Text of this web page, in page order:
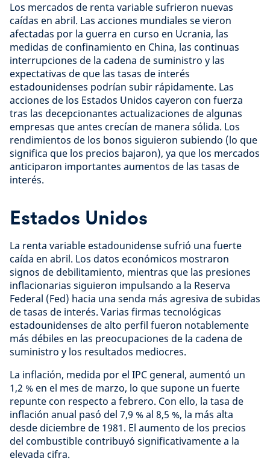
Los mercados de renta variable sufrieron nuevas
caídas en abril. Las acciones mundiales se vieron
afectadas por la guerra en curso en Ucrania, las
medidas de confinamiento en China, las continuas
interrupciones de la cadena de suministro y las
expectativas de que las tasas de interés
estadounidenses podrían subir rápidamente. Las
acciones de los Estados Unidos cayeron con fuerza
tras las decepcionantes actualizaciones de algunas
empresas que antes crecían de manera sólida. Los
rendimientos de los bonos siguieron subiendo (lo que
significa que los precios bajaron), ya que los mercados
anticiparon importantes aumentos de las tasas de
interés.
Estados Unidos
La renta variable estadounidense sufrió una fuerte
caída en abril. Los datos económicos mostraron
signos de debilitamiento, mientras que las presiones
inflacionarias siguieron impulsando a la Reserva
Federal (Fed) hacia una senda más agresiva de subidas
de tasas de interés. Varias firmas tecnológicas
estadounidenses de alto perfil fueron notablemente
más débiles en las preocupaciones de la cadena de
suministro y los resultados mediocres.
La inflación, medida por el IPC general, aumentó un
1,2 % en el mes de marzo, lo que supone un fuerte
repunte con respecto a febrero. Con ello, la tasa de
inflación anual pasó del 7,9 % al 8,5 %, la más alta
desde diciembre de 1981. El aumento de los precios
del combustible contribuyó significativamente a la
elevada cifra.